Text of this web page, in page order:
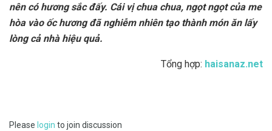
nên có hương sắc đấy. Cái vị chua chua, ngọt ngọt của me
hòa vào ốc hương đã nghiễm nhiên tạo thành món ăn lấy
lòng cả nhà hiệu quả.
Tổng hợp: haisanaz.net
Please login to join discussion